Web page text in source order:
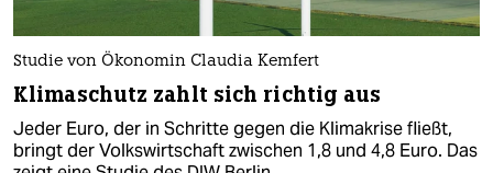
Studie von Ökonomin Claudia Kemfert
Klimaschutz zahlt sich richtig aus
Jeder Euro, der in Schritte gegen die Klimakrise fließt,
bringt der Volkswirtschaft zwischen 1,8 und 4,8 Euro. Das